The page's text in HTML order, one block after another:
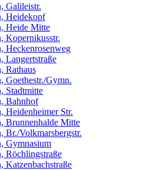
Galileistr.
Heidekopf
Heide Mitte
Kopernikusstr.
Heckenrosenweg
Langertstraße
Rathaus
Goethestr./Gymn.
Stadtmitte
Bahnhof
Heidenheimer Str.
Brunnenhalde Mitte
Br./Volkmarsbergstr.
Gymnasium
Röchlingstraße
Katzenbachstraße